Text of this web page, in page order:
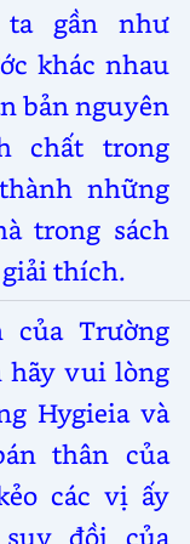
ta gần như
khác nhau
bản nguyên
chất trong
những
trong sách
giải thích.
của Trường
hãy vui lòng
Hygieia và
thân của
các vị ấy
đồi của